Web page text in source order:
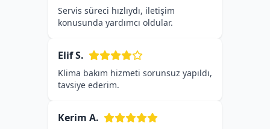
Servis süreci hızlıydı, iletişim
konusunda yardımcı oldular.
Elif S.
Klima bakım hizmeti sorunsuz yapıldı,
tavsiye ederim.
Kerim A.